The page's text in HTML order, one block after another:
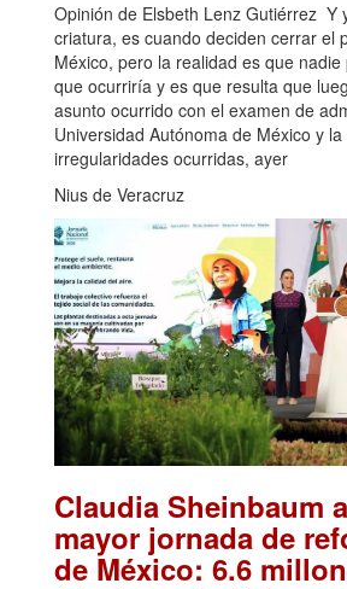
Opinión de Elsbeth Lenz Gutiérrez Y
criatura, es cuando deciden cerrar el
México, pero la realidad es que
que ocurriría y es que resulta que
asunto ocurrido con el examen de
Universidad Autónoma de México y
irregularidades ocurridas, ayer
Nius de Veracruz
Claudia Sheinbaum
mayor jornada de
de México: 6.6